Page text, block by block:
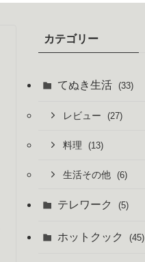
カテゴリー
てぬき生活 (33)
レビュー (27)
料理 (13)
生活その他 (6)
テレワーク (5)
ホットクック (45)